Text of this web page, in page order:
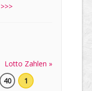
>>>
Lotto Zahlen »
40 1